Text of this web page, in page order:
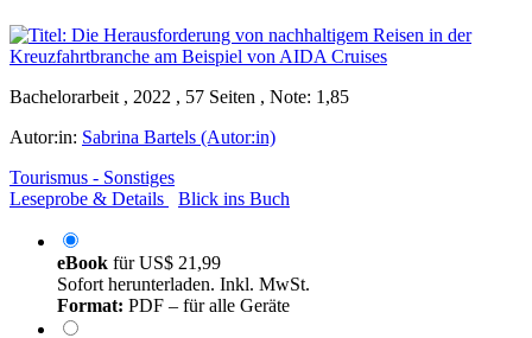
Bachelorarbeit , 2022 , 57 Seiten , Note: 1,85
Autor:in: Sabrina Bartels (Autor:in)
Tourismus - Sonstiges
Leseprobe & Details
Blick ins Buch
eBook fürUS$ 21,99
Sofort herunterladen. Inkl. MwSt.
Format: PDF – für alle Geräte